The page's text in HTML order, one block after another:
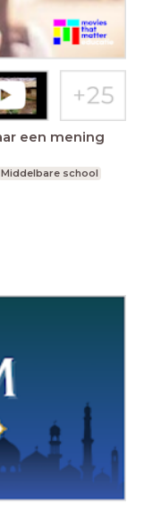
een mening
Middelbare school